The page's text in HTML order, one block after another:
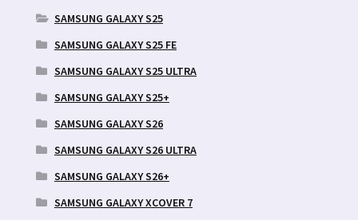
SAMSUNG GALAXY S25
SAMSUNG GALAXY S25 FE
SAMSUNG GALAXY S25 ULTRA
SAMSUNG GALAXY S25+
SAMSUNG GALAXY S26
SAMSUNG GALAXY S26 ULTRA
SAMSUNG GALAXY S26+
SAMSUNG GALAXY XCOVER 7